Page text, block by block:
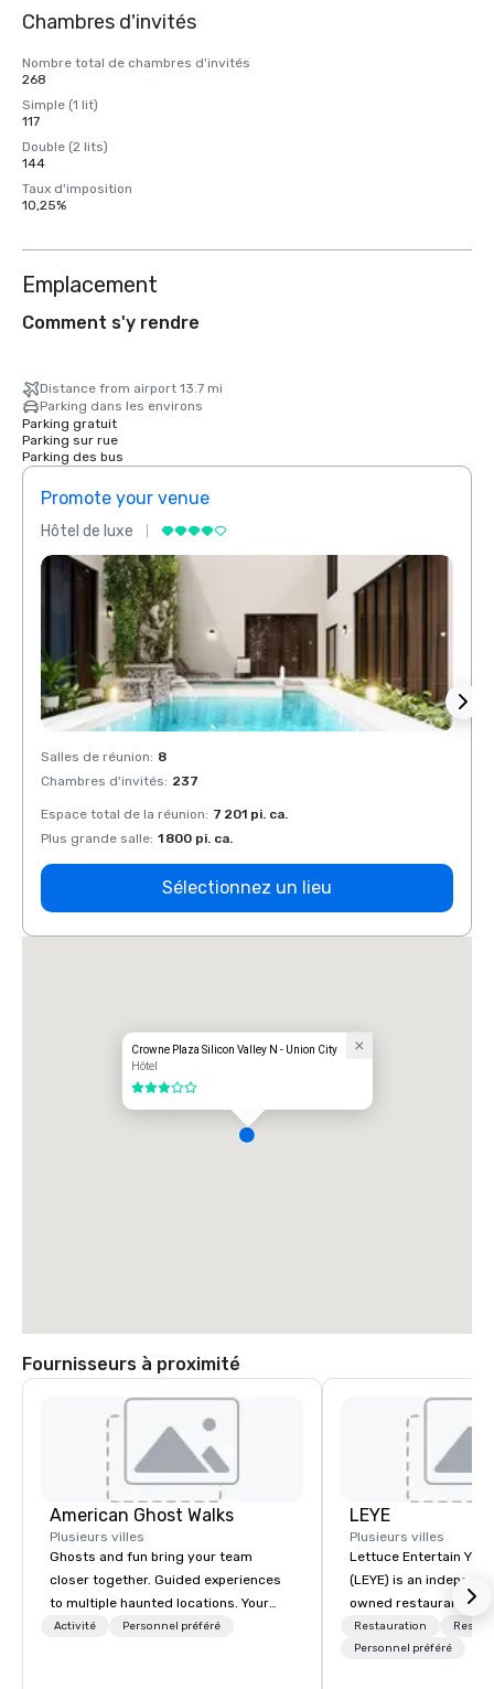
Chambres d'invités
Nombre total de chambres d'invités
268
Simple (1 lit)
117
Double (2 lits)
144
Taux d'imposition
10,25%
Emplacement
Comment s'y rendre
Distance from airport 13.7 mi
Parking dans les environs
Parking gratuit
Parking sur rue
Parking des bus
Promote your venue
Hôtel de luxe
Salles de réunion: 8
Chambres d'invités: 237
Espace total de la réunion: 7 201 pi. ca.
Plus grande salle: 1 800 pi. ca.
Sélectionnez un lieu
Crowne Plaza Silicon Valley N - Union City
Hôtel
3 sur 5
Fournisseurs à proximité
American Ghost Walks
Plusieurs villes
Ghosts and fun bring your team
closer together. Guided experiences
to multiple haunted locations. Your
group will be treated to a ghostly
Activité Personnel préféré
LEYE
Plusieurs villes
Lettuce Entertain You
(LEYE) is an
owned restaurant
Chicago that owns,
licenses more than
Restauration
Personnel préféré